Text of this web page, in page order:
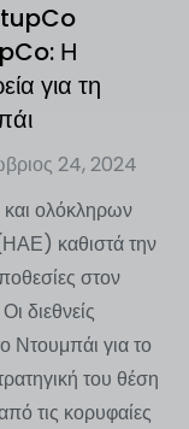
Η
για τη
24, 2024
ολόκληρων
καθιστά την
στον
διεθνείς
Ντουμπάι για το
του θέση
τις κορυφαίες